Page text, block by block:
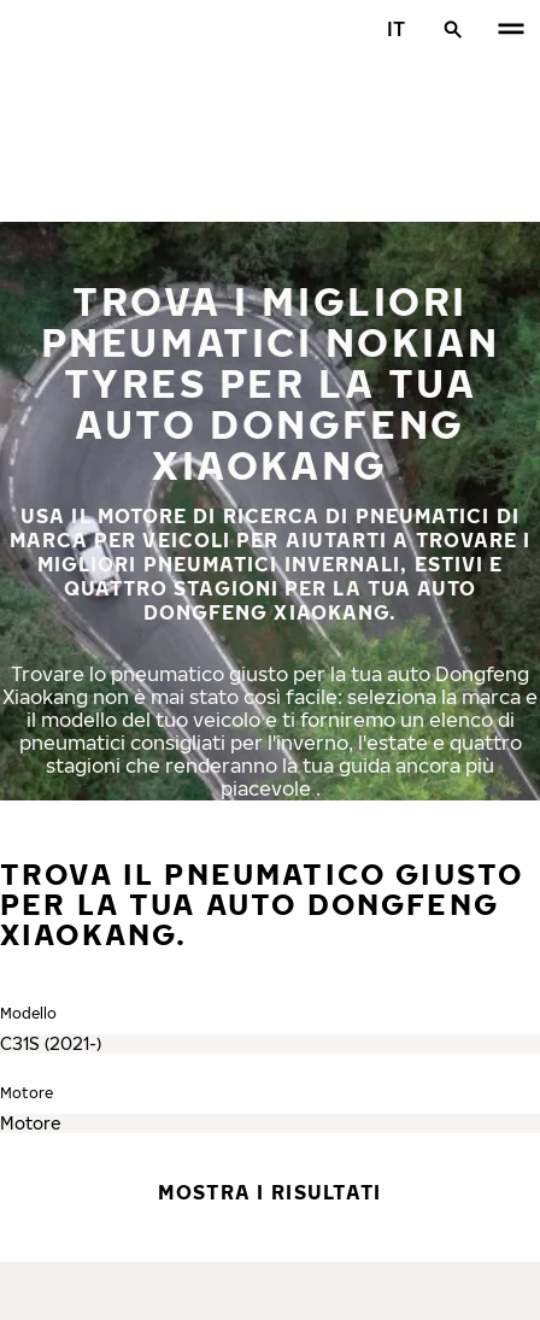
IT
TROVA I MIGLIORI
PNEUMATICI NOKIAN
TYRES PER LA TUA
AUTO DONGFENG
XIAOKANG
USA IL MOTORE DI RICERCA DI PNEUMATICI DI
MARCA PER VEICOLI PER AIUTARTI A TROVARE I
MIGLIORI PNEUMATICI INVERNALI, ESTIVI E
QUATTRO STAGIONI PER LA TUA AUTO
DONGFENG XIAOKANG.
Trovare lo pneumatico giusto per la tua auto Dongfeng
Xiaokang non è mai stato così facile: seleziona la marca e
il modello del tuo veicolo e ti forniremo un elenco di
pneumatici consigliati per l'inverno, l'estate e quattro
stagioni che renderanno la tua guida ancora più
piacevole .
TROVA IL PNEUMATICO GIUSTO
PER LA TUA AUTO DONGFENG
XIAOKANG.
Modello
Motore
MOSTRA I RISULTATI